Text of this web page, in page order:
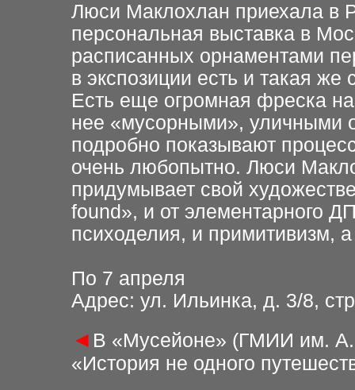
Люси Маклохлан приехала в
персональная выставка в
расписанных орнаментами
в экспозиции есть и такая
Есть еще огромная фреска
нее «мусорными», уличными
подробно показывают
очень любопытно. Люси
придумывает свой
found», и от элементарного
психоделия, и примитивизм,
По 7 апреля
Адрес: ул. Ильинка, д. 3/8,
◄ В «Мусейоне» (ГМИИ им.
«История не одного